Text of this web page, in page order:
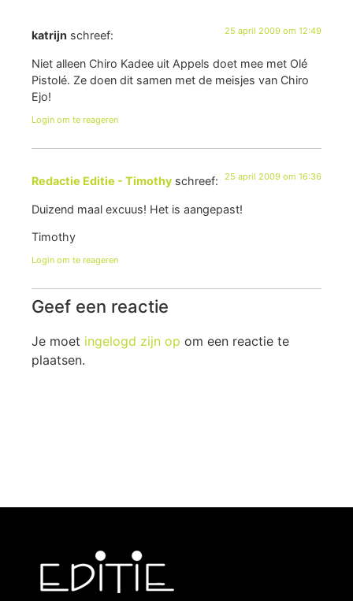
katrijn schreef: 25 april 2009 om 12:49
Niet alleen Chiro Kadee uit Appels doet mee met Olé
Pistolé. Ze doen dit samen met de meisjes van Chiro
Ejo!
Login om te reageren
Redactie Editie - Timothy schreef: 25 april 2009 om 16:36
Duizend maal excuus! Het is aangepast!
Timothy
Login om te reageren
Geef een reactie
Je moet ingelogd zijn op om een reactie te
plaatsen.